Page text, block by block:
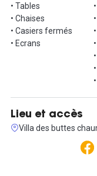
• Tables
• Chaises
• Casiers fermés
• Ecrans
Lieu et accès
Villa des buttes